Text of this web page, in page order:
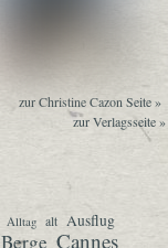
zur Christine Cazon Seite »
zur Verlagsseite »
Alltag alt Ausflug
Berge Cannes